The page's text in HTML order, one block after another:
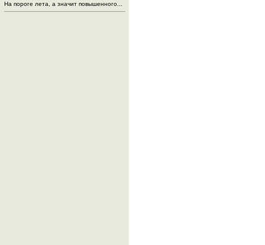
На пороге лета, а значит повышенного...